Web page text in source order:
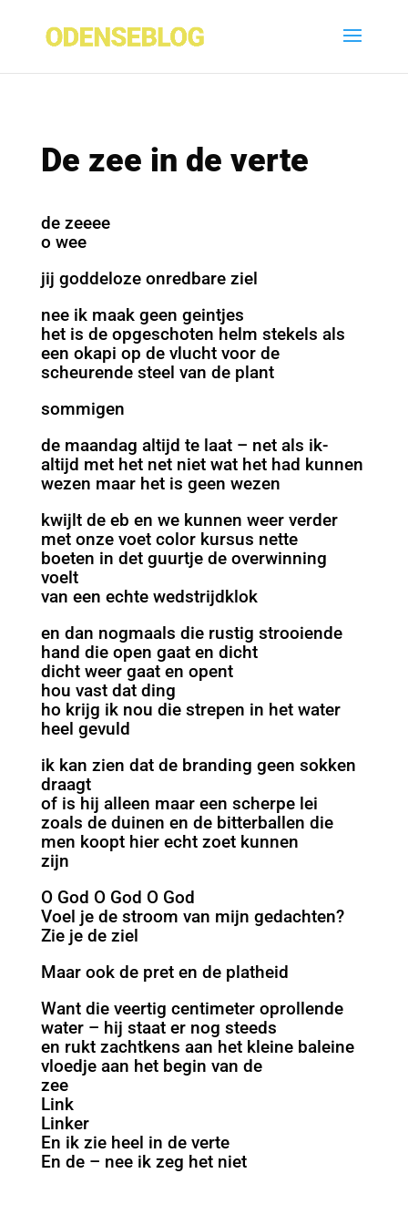
De zee in de verte
de zeeee
o wee
jij goddeloze onredbare ziel
nee ik maak geen geintjes
het is de opgeschoten helm stekels als
een okapi op de vlucht voor de
scheurende steel van de plant
sommigen
de maandag altijd te laat – net als ik-
altijd met het net niet wat het had kunnen
wezen maar het is geen wezen
kwijlt de eb en we kunnen weer verder
met onze voet color kursus nette
boeten in det guurtje de overwinning
voelt
van een echte wedstrijdklok
en dan nogmaals die rustig strooiende
hand die open gaat en dicht
dicht weer gaat en opent
hou vast dat ding
ho krijg ik nou die strepen in het water
heel gevuld
ik kan zien dat de branding geen sokken
draagt
of is hij alleen maar een scherpe lei
zoals de duinen en de bitterballen die
men koopt hier echt zoet kunnen
zijn
O God O God O God
Voel je de stroom van mijn gedachten?
Zie je de ziel
Maar ook de pret en de platheid
Want die veertig centimeter oprollende
water – hij staat er nog steeds
en rukt zachtkens aan het kleine baleine
vloedje aan het begin van de
zee
Link
Linker
En ik zie heel in de verte
En de – nee ik zeg het niet